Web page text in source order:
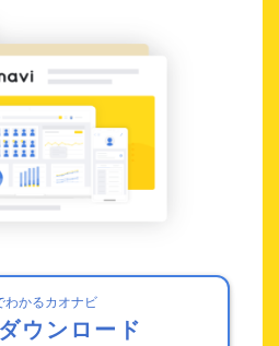
わかるカオナビ
ウンロード